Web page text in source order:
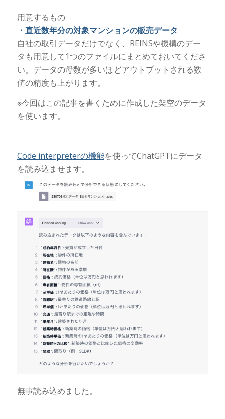
用意するもの
・直近数年分の対象マンションの販売データ
自社の取引データだけでなく、REINSや機構のデー
タも用意して1つのファイルにまとめておいてくださ
い。データの母数が多いほどアウトプットされる数
値の精度も上がります。
※今回はこの記事を書くために作成した架空のデータ
を使います。
Code interpreterの機能を使ってChatGPTにデータ
を読み込ませます。
無事読み込めました。